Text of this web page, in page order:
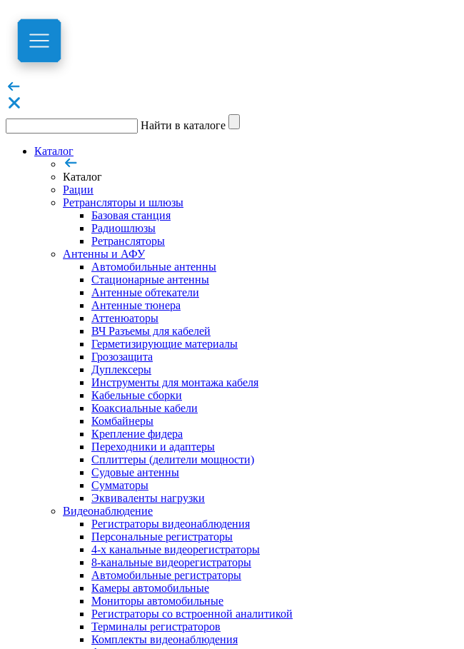
Найти в каталоге
Каталог
Каталог
Рации
Ретрансляторы и шлюзы
Базовая станция
Радиошлюзы
Ретрансляторы
Антенны и АФУ
Автомобильные антенны
Стационарные антенны
Антенные обтекатели
Антенные тюнера
Аттенюаторы
ВЧ Разъемы для кабелей
Герметизирующие материалы
Грозозащита
Дуплексеры
Инструменты для монтажа кабеля
Кабельные сборки
Коаксиальные кабели
Комбайнеры
Крепление фидера
Переходники и адаптеры
Сплиттеры (делители мощности)
Судовые антенны
Сумматоры
Эквиваленты нагрузки
Видеонаблюдение
Регистраторы видеонаблюдения
Персональные регистраторы
4-х канальные видеорегистраторы
8-канальные видеорегистраторы
Автомобильные регистраторы
Камеры автомобильные
Мониторы автомобильные
Регистраторы со встроенной аналитикой
Терминалы регистраторов
Комплекты видеонаблюдения